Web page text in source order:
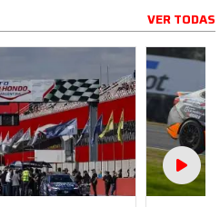
VER TODAS